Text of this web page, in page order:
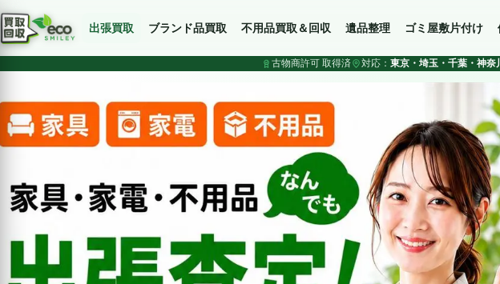
出張買取 ブランド品買取 不用品買取＆回収 遺品整理 ゴミ屋敷片付け
古物商許可 取得済 対応： 東京・埼玉・千葉・神奈